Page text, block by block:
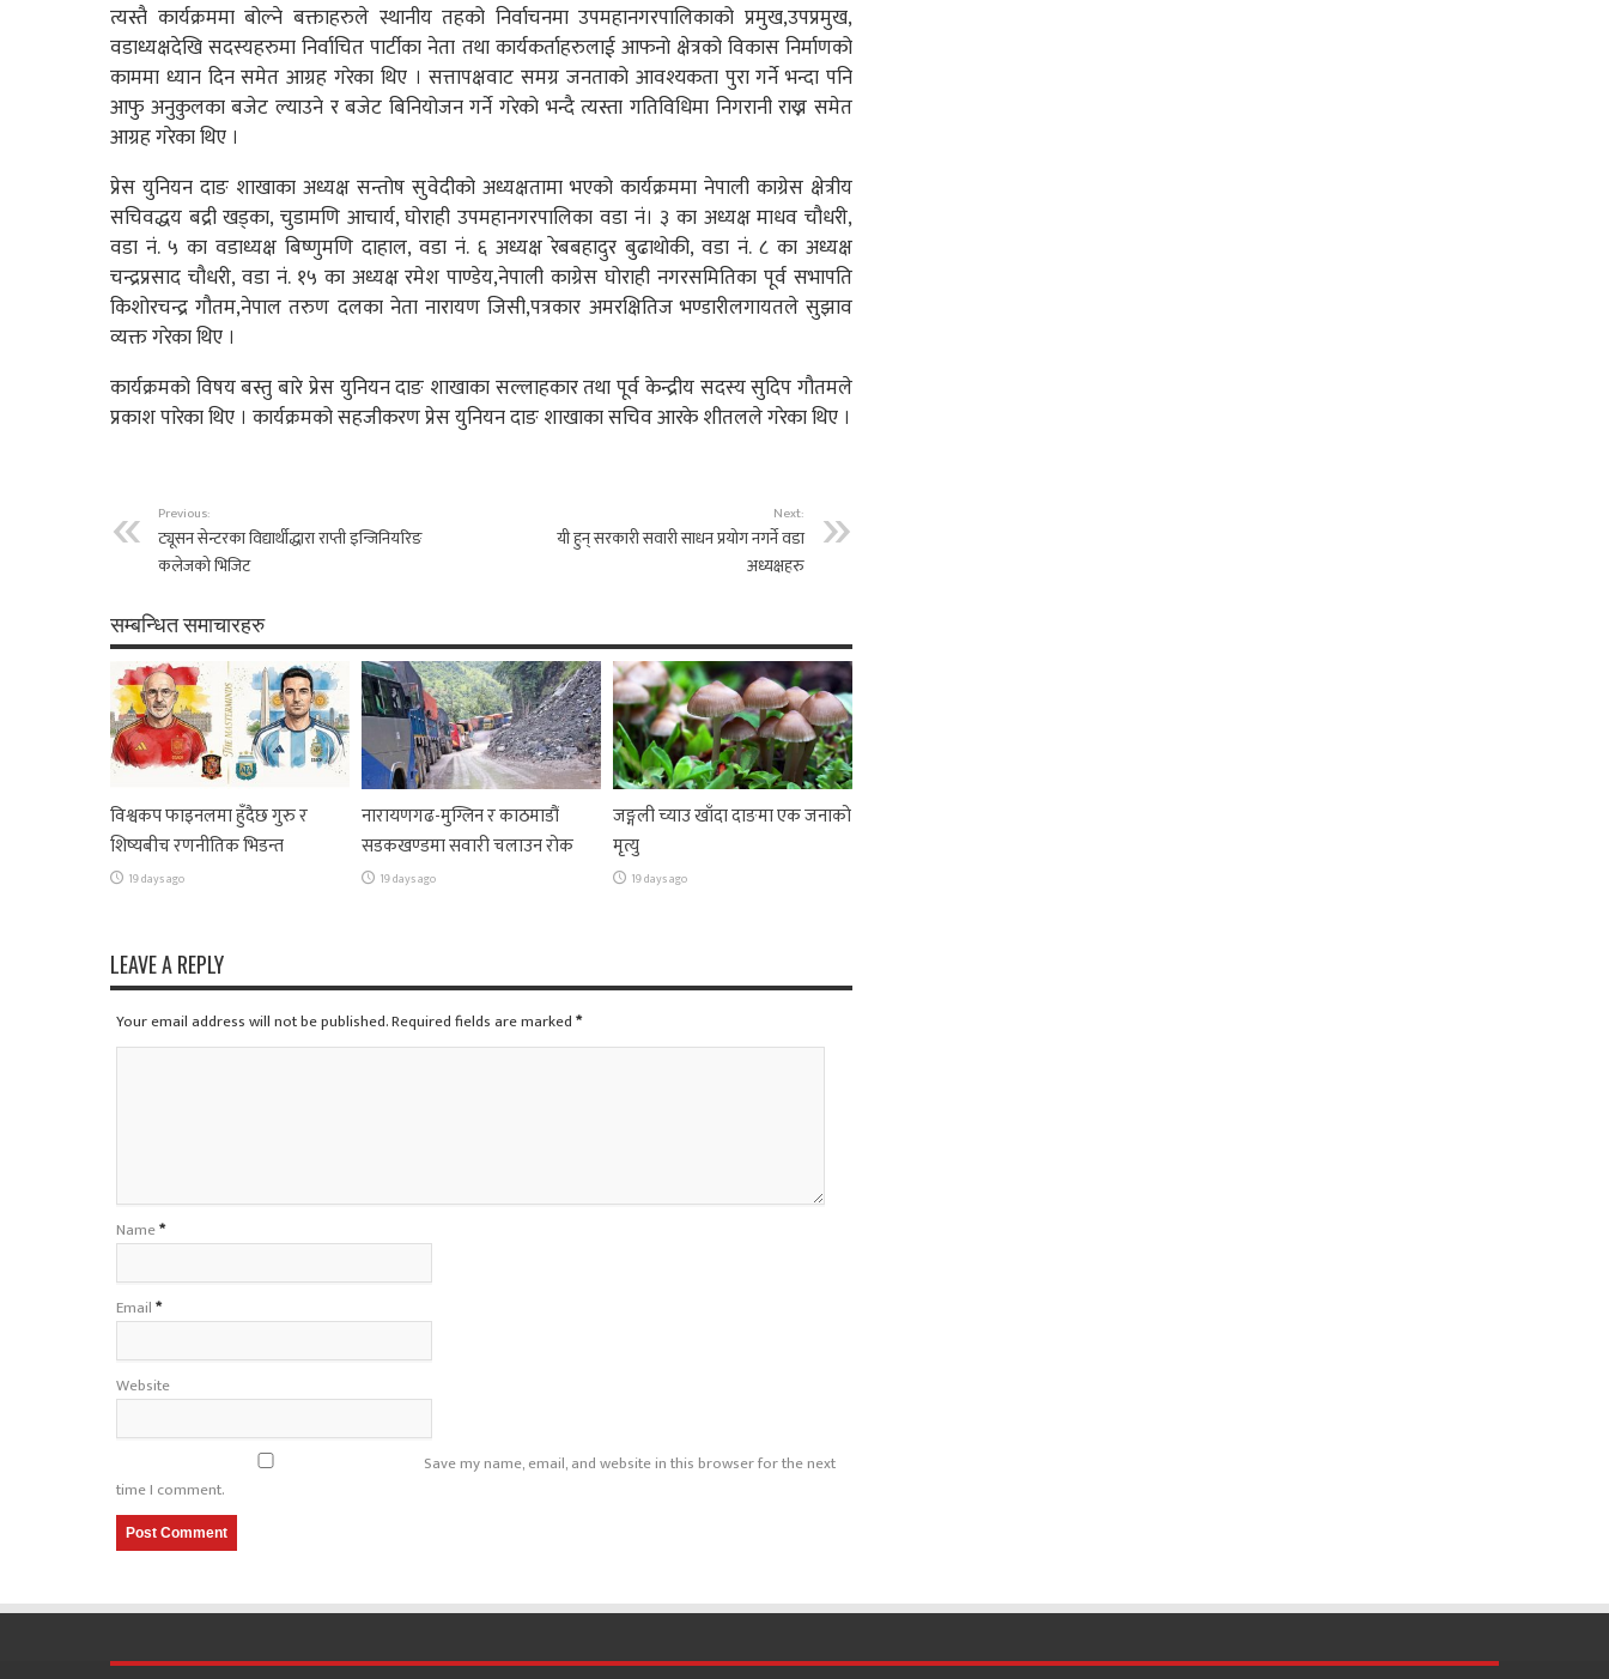
त्यस्तै कार्यक्रममा बोल्ने बक्ताहरुले स्थानीय तहको निर्वाचनमा उपमहानगरपालिकाको प्रमुख,उपप्रमुख,
वडाध्यक्षदेखि सदस्यहरुमा निर्वाचित पार्टीका नेता तथा कार्यकर्ताहरुलाई आफनो क्षेत्रको विकास निर्माणको
काममा ध्यान दिन समेत आग्रह गरेका थिए । सत्तापक्षवाट समग्र जनताको आवश्यकता पुरा गर्ने भन्दा पनि
आफु अनुकुलका बजेट ल्याउने र बजेट बिनियोजन गर्ने गरेको भन्दै त्यस्ता गतिविधिमा निगरानी राख्न समेत
आग्रह गरेका थिए ।
प्रेस युनियन दाङ शाखाका अध्यक्ष सन्तोष सुवेदीको अध्यक्षतामा भएको कार्यक्रममा नेपाली काग्रेस क्षेत्रीय
सचिवद्धय बद्री खड्का, चुडामणि आचार्य, घोराही उपमहानगरपालिका वडा नं। ३ का अध्यक्ष माधव चौधरी,
वडा नं. ५ का वडाध्यक्ष बिष्णुमणि दाहाल, वडा नं. ६ अध्यक्ष रेबबहादुर बुढाथोकी, वडा नं. ८ का अध्यक्ष
चन्द्रप्रसाद चौधरी, वडा नं. १५ का अध्यक्ष रमेश पाण्डेय,नेपाली काग्रेस घोराही नगरसमितिका पूर्व सभापति
किशोरचन्द्र गौतम,नेपाल तरुण दलका नेता नारायण जिसी,पत्रकार अमरक्षितिज भण्डारीलगायतले सुझाव
व्यक्त गरेका थिए ।
कार्यक्रमको विषय बस्तु बारे प्रेस युनियन दाङ शाखाका सल्लाहकार तथा पूर्व केन्द्रीय सदस्य सुदिप गौतमले
प्रकाश पारेका थिए । कार्यक्रमको सहजीकरण प्रेस युनियन दाङ शाखाका सचिव आरके शीतलले गरेका थिए ।
Previous:
ट्यूसन सेन्टरका विद्यार्थीद्धारा राप्ती इन्जिनियरिङ
कलेजको भिजिट
Next:
यी हुन् सरकारी सवारी साधन प्रयोग नगर्ने वडा
अध्यक्षहरु
सम्बन्धित समाचारहरु
विश्वकप फाइनलमा हुँदैछ गुरु र
शिष्यबीच रणनीतिक भिडन्त
19 days ago
नारायणगढ-मुग्लिन र काठमाडौं
सडकखण्डमा सवारी चलाउन रोक
19 days ago
जङ्गली च्याउ खाँदा दाङमा एक जनाको
मृत्यु
19 days ago
LEAVE A REPLY
Your email address will not be published. Required fields are marked*
Name*
Email*
Website
Save my name, email, and website in this browser for the next
time I comment.